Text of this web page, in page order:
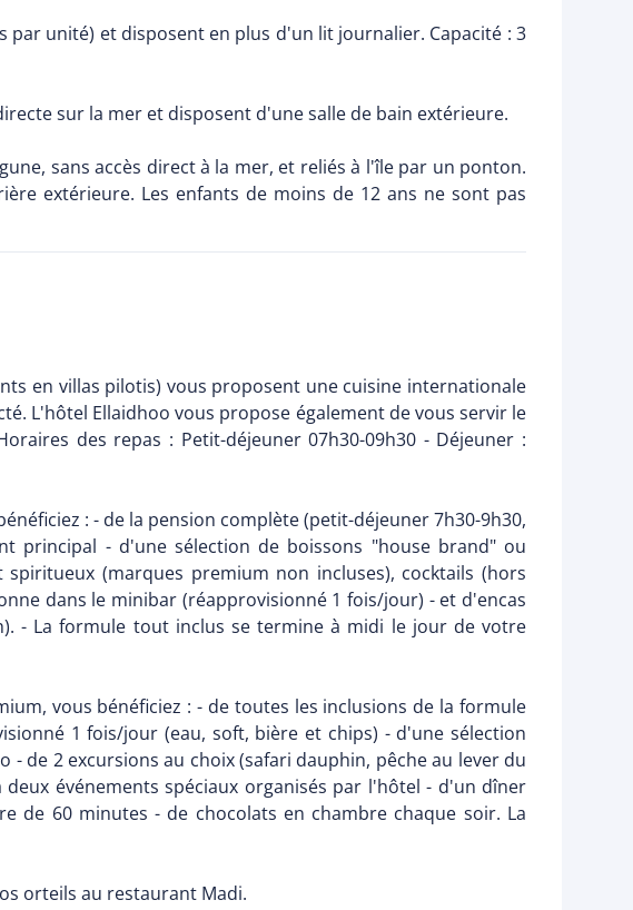
unité) et disposent en plus d'un lit journalier. Capacité : 3
sur la mer et disposent d'une salle de bain extérieure.
sans accès direct à la mer, et reliés à l'île par un ponton.
extérieure. Les enfants de moins de 12 ans ne sont pas
en villas pilotis) vous proposent une cuisine internationale
L'hôtel Ellaidhoo vous propose également de vous servir le
des repas : Petit-déjeuner 07h30-09h30 - Déjeuner :
: - de la pension complète (petit-déjeuner 7h30-9h30,
principal - d'une sélection de boissons "house brand" ou
(marques premium non incluses), cocktails (hors
dans le minibar (réapprovisionné 1 fois/jour) - et d'encas
- La formule tout inclus se termine à midi le jour de votre
vous bénéficiez : - de toutes les inclusions de la formule
1 fois/jour (eau, soft, bière et chips) - d'une sélection
de 2 excursions au choix (safari dauphin, pêche au lever du
événements spéciaux organisés par l'hôtel - d'un dîner
de 60 minutes - de chocolats en chambre chaque soir. La
orteils au restaurant Madi.